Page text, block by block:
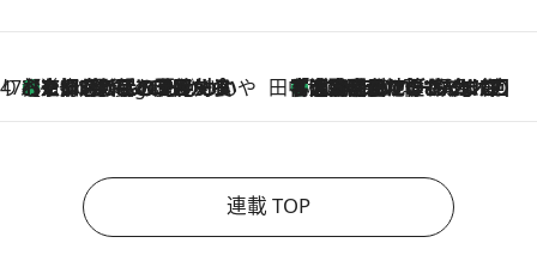
47都道府県の手みやげ ひんやりスイーツで夏を満喫
7 Hours Ago
【京都府】この夏絶対食べたい 冷やしておいしいおやつ3選 ひと口目から心を掴む新緑のテリーヌ 田中稲の勝手に再ブーム
2026.8.7
「湘南乃風に憧れて」観客大盛上がりの“タオル回し”に、ラッパー顔負けの高速歌唱まで…さだまさし（74）のアグレッシブすぎる現在地
連載 TOP